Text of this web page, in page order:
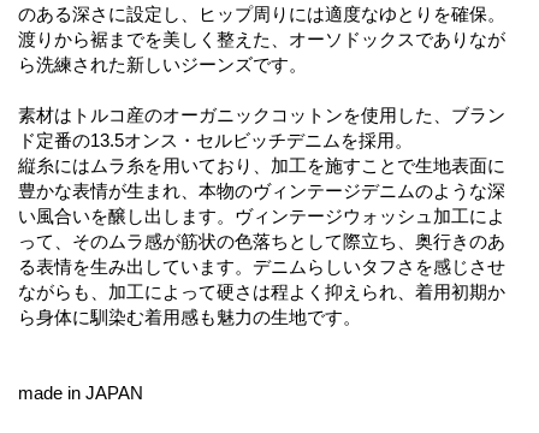
のある深さに設定し、ヒップ周りには適度なゆとりを確保。
渡りから裾までを美しく整えた、オーソドックスでありなが
ら洗練された新しいジーンズです。
素材はトルコ産のオーガニックコットンを使用した、ブラン
ド定番の13.5オンス・セルビッチデニムを採用。
縦糸にはムラ糸を用いており、加工を施すことで生地表面に
豊かな表情が生まれ、本物のヴィンテージデニムのような深
い風合いを醸し出します。ヴィンテージウォッシュ加工によ
って、そのムラ感が筋状の色落ちとして際立ち、奥行きのあ
る表情を生み出しています。デニムらしいタフさを感じさせ
ながらも、加工によって硬さは程よく抑えられ、着用初期か
ら身体に馴染む着用感も魅力の生地です。
made in JAPAN